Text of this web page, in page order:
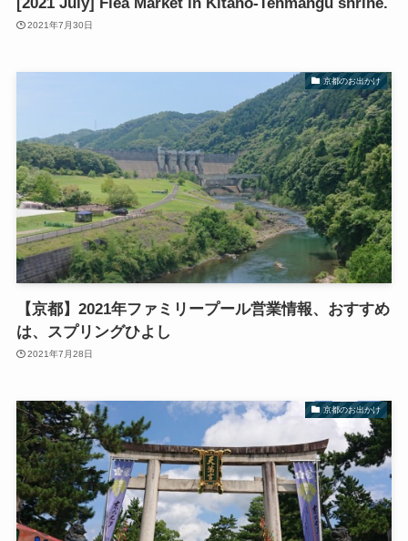
2021年7月30日
京都のお出かけ
【京都】2021年ファミリープール営業情報、おすすめ
は、スプリングひよし
2021年7月28日
京都のお出かけ